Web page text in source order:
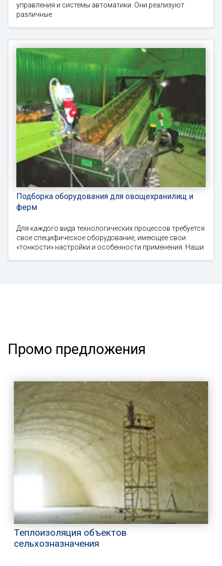
управления и системы автоматики. Они реализуют
различные
Подборка оборудования для овощехранилищ и
ферм
Для каждого вида технологических процессов требуется
свое специфическое оборудование, имеющее свои
«тонкости» настройки и особенности применения. Наши
Промо предложения
Теплоизоляция объектов
сельхозназначения